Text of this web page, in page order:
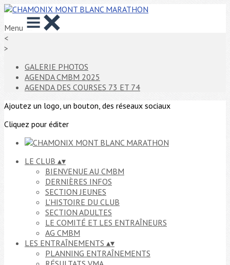
Menu
<
>
GALERIE PHOTOS
AGENDA CMBM 2025
AGENDA DES COURSES 73 ET 74
Ajoutez un logo, un bouton, des réseaux sociaux
Cliquez pour éditer
LE CLUB ▴▾
BIENVENUE AU CMBM
DERNIÈRES INFOS
SECTION JEUNES
L'HISTOIRE DU CLUB
SECTION ADULTES
LE COMITÉ ET LES ENTRAÎNEURS
AG CMBM
LES ENTRAÎNEMENTS ▴▾
PLANNING ENTRAÎNEMENTS